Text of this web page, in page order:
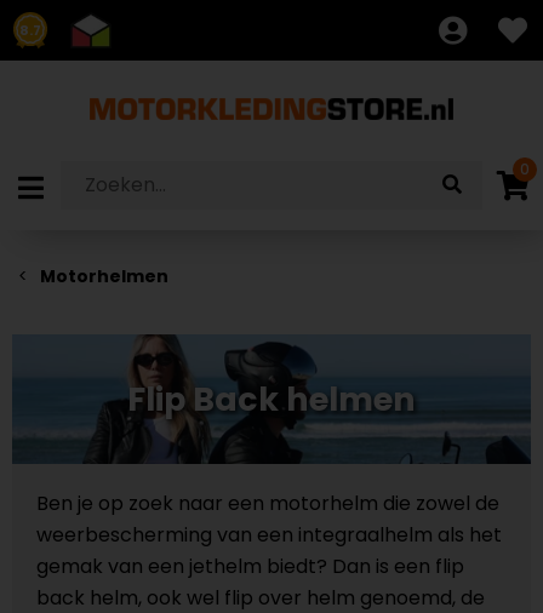
8.7
0
Motorhelmen
Flip Back helmen
Ben je op zoek naar een motorhelm die zowel de
weerbescherming van een integraalhelm als het
gemak van een jethelm biedt? Dan is een flip
back helm, ook wel flip over helm genoemd, de